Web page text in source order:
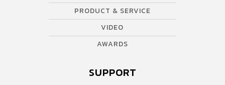
PRODUCT & SERVICE
VIDEO
AWARDS
SUPPORT